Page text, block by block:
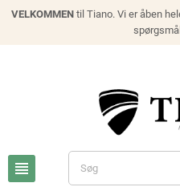
VELKOMMENtil Tiano. Vi er åben
view_headline